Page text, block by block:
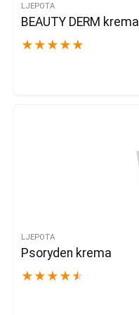
LJEPOTA
BEAUTY DERM krema
★ ★ ★ ★ ★
LJEPOTA
Psoryden krema
★ ★ ★ ★ ★